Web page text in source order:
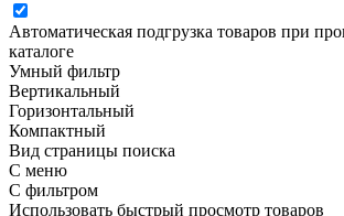
Автоматическая подгрузка товаров при
каталоге
Умный фильтр
Вертикальный
Горизонтальный
Компактный
Вид страницы поиска
С меню
С фильтром
Использовать быстрый просмотр товаров